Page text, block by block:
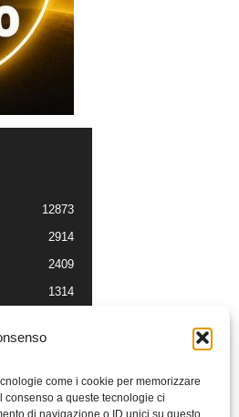
come i cookie per memorizzare
a queste tecnologie ci
di navigazione o ID unici su questo
12873
2914
2409
1314